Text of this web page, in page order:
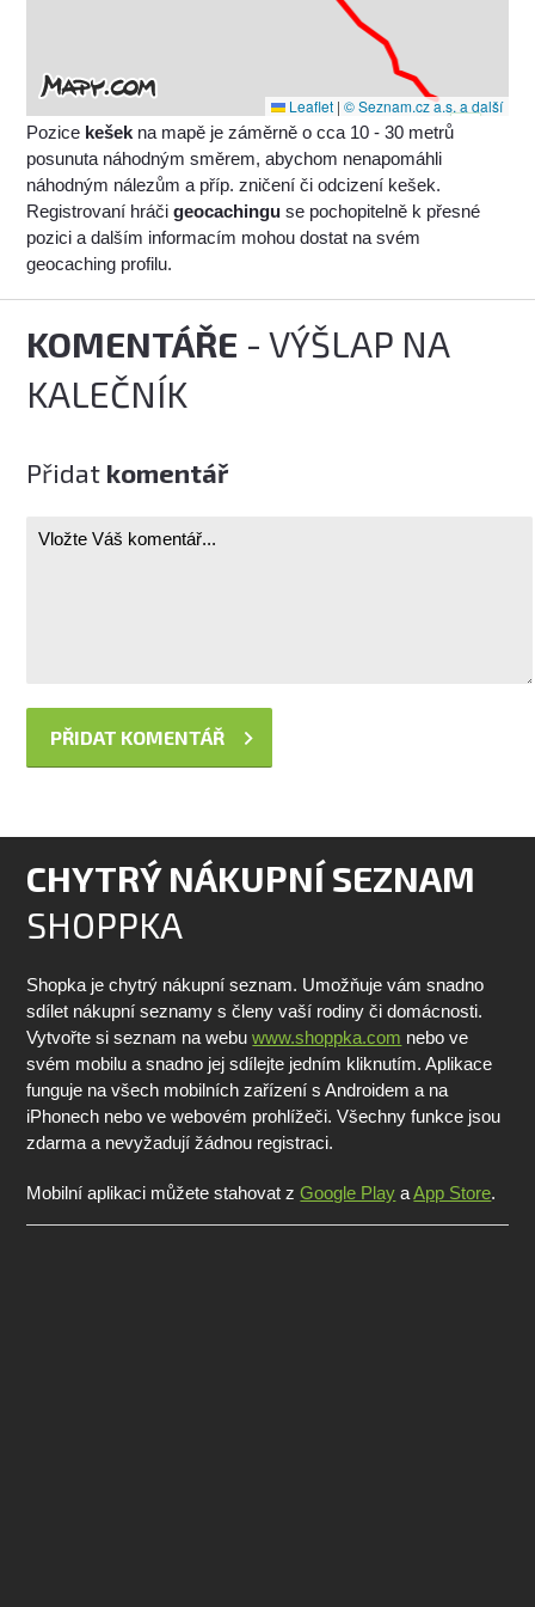
Leaflet | © Seznam.cz a.s. a další
Pozice kešek na mapě je záměrně o cca 10 - 30 metrů
posunuta náhodným směrem, abychom nenapomáhli
náhodným nálezům a příp. zničení či odcizení kešek.
Registrovaní hráčigeocachingu se pochopitelně k přesné
pozici a dalším informacím mohou dostat na svém
geocaching profilu.
KOMENTÁŘE - VÝŠLAP NA
KALEČNÍK
Přidat komentář
CHYTRÝ NÁKUPNÍ SEZNAM
SHOPPKA
Shopka je chytrý nákupní seznam. Umožňuje vám snadno
sdílet nákupní seznamy s členy vaší rodiny či domácnosti.
Vytvořte si seznam na webuwww.shoppka.com nebo ve
svém mobilu a snadno jej sdílejte jedním kliknutím. Aplikace
funguje na všech mobilních zařízení s Androidem a na
iPhonech nebo ve webovém prohlížeči. Všechny funkce jsou
zdarma a nevyžadují žádnou registraci.
Mobilní aplikaci můžete stahovat zGoogle Play aApp Store.